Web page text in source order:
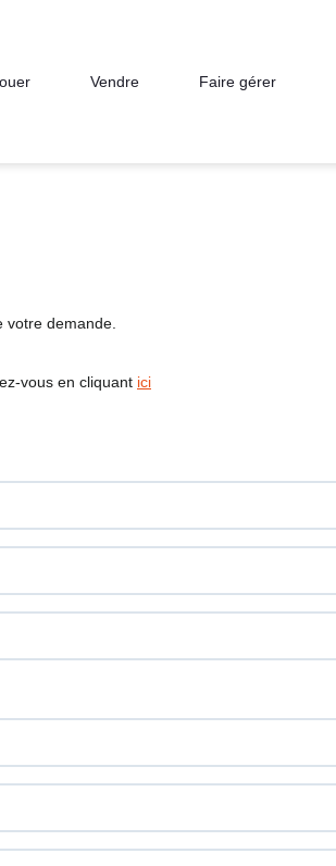
Vendre Faire gérer
demande.
vous en cliquant ici